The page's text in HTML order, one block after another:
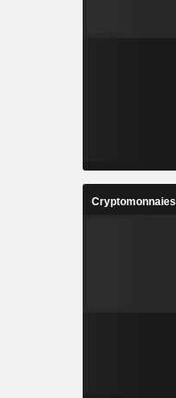
Cryptomonnaies